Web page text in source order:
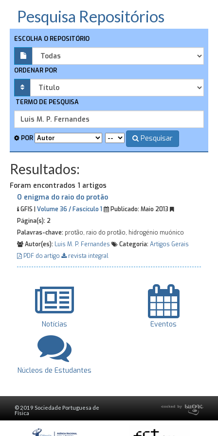
Pesquisa Repositórios
ESCOLHA O REPOSITÓRIO
ORDENAR POR
TERMO DE PESQUISA
POR Pesquisar
Resultados:
Foram encontrados 1 artigos
O enigma do raio do protão
GFIS | Volume 36 / Fascículo 1 Publicado:Maio 2013
Página(s): 2
Palavras-chave: protão, raio do protão, hidrogénio muónico
Autor(es): Luis M. P. Fernandes Categoria:Artigos Gerais
PDF do artigo
revista integral
Notícias Eventos
Núcleos de Estudantes
© 2019 Sociedade Portuguesa de
Física